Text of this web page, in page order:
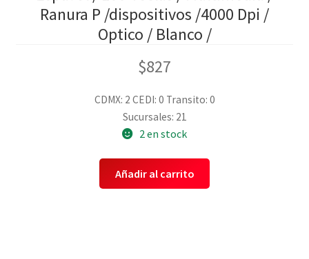
Ranura P /dispositivos /4000 Dpi /
Optico / Blanco /
$827
CDMX: 2 CEDI: 0 Transito: 0
Sucursales: 21
2 en stock
Añadir al carrito